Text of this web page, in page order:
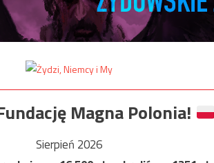
Magna Polonia!
Sierpień 2026